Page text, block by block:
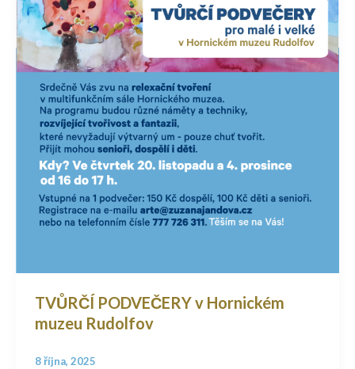
TVŮRČÍ PODVEČERY v Hornickém
muzeu Rudolfov
8 října, 2025